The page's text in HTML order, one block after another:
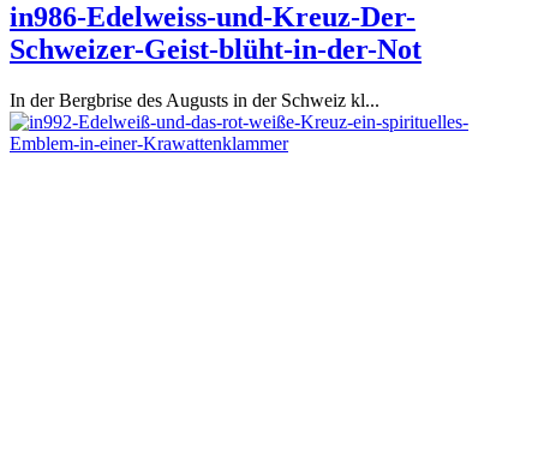
in986-Edelweiss-und-Kreuz-Der-
Schweizer-Geist-blüht-in-der-Not
In der Bergbrise des Augusts in der Schweiz kl...